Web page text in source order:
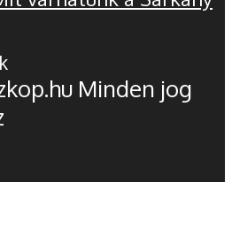
Minden jog